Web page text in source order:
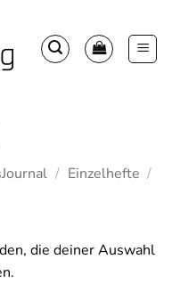
/ Einzelhefte /
die deiner Auswahl